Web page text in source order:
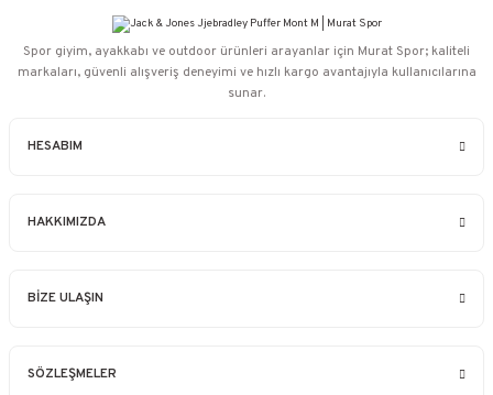
HESABIM
HAKKIMIZDA
BİZE ULAŞIN
SÖZLEŞMELER
Spor giyim, ayakkabı ve outdoor ürünleri arayanlar için Murat Spor; kaliteli
markaları, güvenli alışveriş deneyimi ve hızlı kargo avantajıyla kullanıcılarına
sunar.